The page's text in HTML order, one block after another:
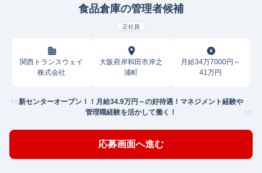
食品倉庫の管理者候補
正社員
関西トランスウェイ
株式会社
大阪府岸和田市岸之
浦町
月給34万7000円～
41万円
新センターオープン！！月給34.9万円～の好待遇！マネジメント経験や
管理職経験を活かして働く！
応募画面へ進む